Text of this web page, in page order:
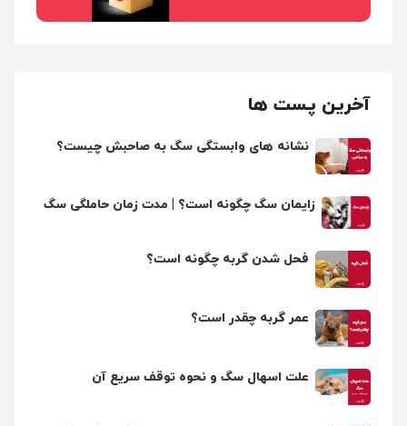
آخرین پست ها
نشانه های وابستگی سگ به صاحبش چیست؟
زایمان سگ چگونه است؟ | مدت زمان حاملگی سگ
فحل شدن گربه چگونه است؟
عمر گربه چقدر است؟
علت اسهال سگ و نحوه توقف سریع آن